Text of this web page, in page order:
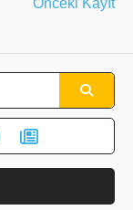
Önceki Kayıt